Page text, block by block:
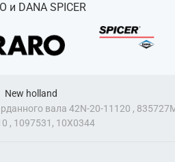
и DANA SPICER
New holland
вала 42N-20-11120 ,
, 1097531, 10X0344